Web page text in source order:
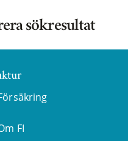
sökresultat
FI